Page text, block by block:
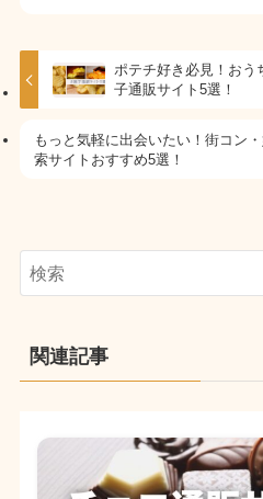
ポテチ好き必見！おう
子通販サイト5選！
もっと気軽に出会いたい！街コン
索サイトおすすめ5選！
関連記事